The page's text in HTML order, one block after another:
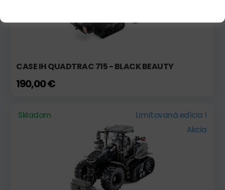
CASE IH QUADTRAC 715 - BLACK BEAUTY
190,00 €
Skladom
Limitovaná edícia !
Akcia